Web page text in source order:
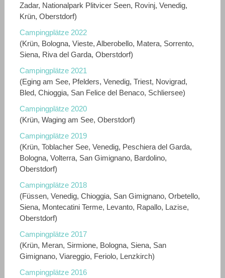
Zadar, Nationalpark Plitvicer Seen, Rovinj, Venedig,
Krün, Oberstdorf)
Campingplätze 2022
(Krün, Bologna, Vieste, Alberobello, Matera, Sorrento,
Siena, Riva del Garda, Oberstdorf)
Campingplätze 2021
(Eging am See, Pfelders, Venedig, Triest, Novigrad,
Bled, Chioggia, San Felice del Benaco, Schliersee)
Campingplätze 2020
(Krün, Waging am See, Oberstdorf)
Campingplätze 2019
(Krün, Toblacher See, Venedig, Peschiera del Garda,
Bologna, Volterra, San Gimignano, Bardolino,
Oberstdorf)
Campingplätze 2018
(Füssen, Venedig, Chioggia, San Gimignano, Orbetello,
Siena, Montecatini Terme, Levanto, Rapallo, Lazise,
Oberstdorf)
Campingplätze 2017
(Krün, Meran, Sirmione, Bologna, Siena, San
Gimignano, Viareggio, Feriolo, Lenzkirch)
Campingplätze 2016